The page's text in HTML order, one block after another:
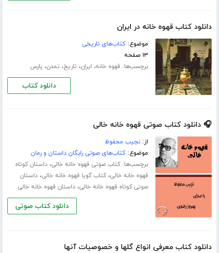
دانلود کتاب قهوه خانه در ایران
موضوع:کتاب‌های تاریخی
۱۳ صفحه
برچسب‌ها: قهوه خانه، ایران، تاریخ، تمدن، پارس
دانلود کتاب
🎧 دانلود کتاب صوتی قهوه خانه خالی
از:نجیب محفوظ
موضوع:کتاب‌های صوتی رایگان داستان و رمان
برچسب‌ها:کتاب صوتی قهوه خانه خالی،داستان کوتاه
قهوه خانه خالی،کتاب گویا قهوه خانه خالی،داستان
صوتی کوتاه قهوه خانه خالی،داستان قهوه خانه خالی
دانلود کتاب صوتی
دانلود کتاب معرفی انواع گلها و خصوصیات آنها